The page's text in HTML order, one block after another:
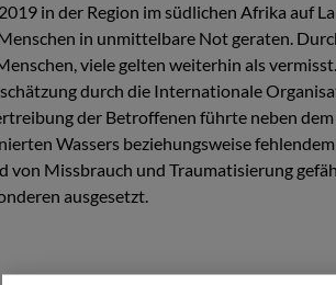
in der Region im südlichen Afrika auf
in unmittelbare Not geraten.
viele gelten weiterhin als
durch die Internationale
der Betroffenen führte neben
Wassers beziehungsweise
von Missbrauch und Traumatisierung
ausgesetzt.